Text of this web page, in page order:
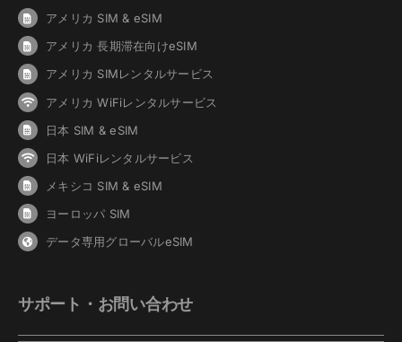
アメリカ SIM & eSIM
アメリカ 長期滞在向けeSIM
アメリカ SIMレンタルサービス
アメリカ WiFiレンタルサービス
日本 SIM & eSIM
日本 WiFiレンタルサービス
メキシコ SIM & eSIM
ヨーロッパ SIM
データ専用グローバルeSIM
サポート・お問い合わせ